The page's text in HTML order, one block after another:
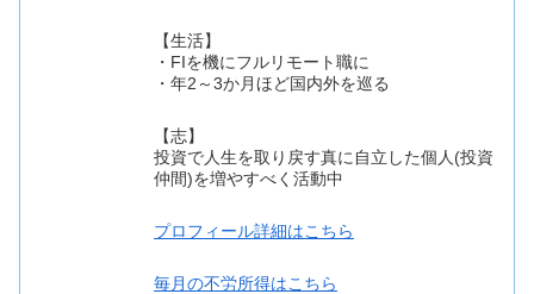
【生活】
・FIを機にフルリモート職に
・年2～3か月ほど国内外を巡る
【志】
投資で人生を取り戻す真に自立した個人(投資
仲間)を増やすべく活動中
プロフィール詳細はこちら
毎月の不労所得はこちら